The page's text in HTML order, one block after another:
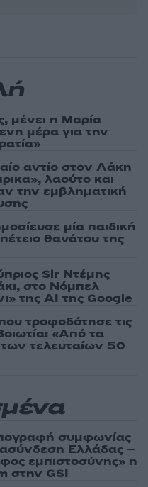
μένει η Μαρία
μέρα για την
αντίο στον Λάκη
λαούτο και
την εμβληματική
μία παιδική
θανάτου της
Sir Ντέμης
στο Νόμπελ
της AI της Google
τροφοδότησε τις
«Από τα
των τελευταίων 50
συμφωνίας
Ελλάδας –
εμπιστοσύνης» η
στην GSI